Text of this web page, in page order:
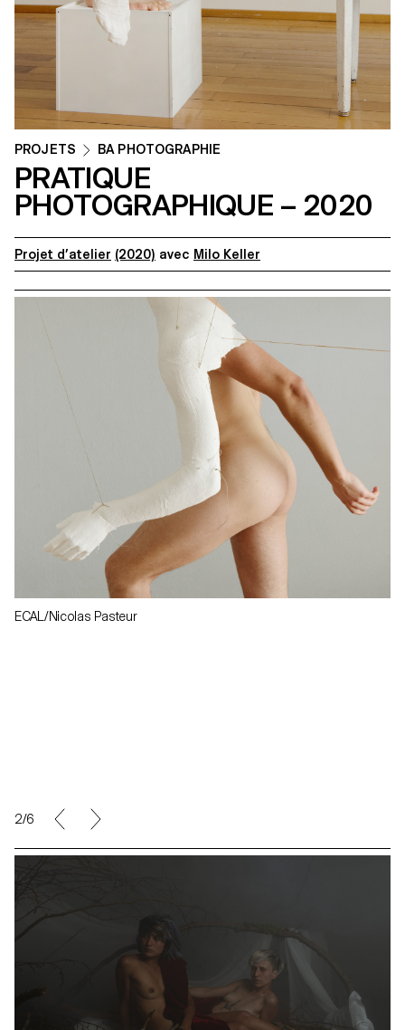
PROJETS BA PHOTOGRAPHIE
PRATIQUE
PHOTOGRAPHIQUE – 2020
Projet d’atelier (2020) avec Milo Keller
ECAL/Nicolas Pasteur
2/6